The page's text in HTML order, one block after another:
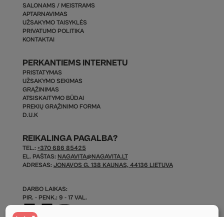
SALONAMS / MEISTRAMS
APTARNAVIMAS
UŽSAKYMO TAISYKLĖS
PRIVATUMO POLITIKA
KONTAKTAI
PERKANTIEMS INTERNETU
PRISTATYMAS
UŽSAKYMO SEKIMAS
GRĄŽINIMAS
ATSISKAITYMO BŪDAI
PREKIŲ GRĄŽINIMO FORMA
D.U.K
REIKALINGA PAGALBA?
TEL.: +370 686 85425
EL. PAŠTAS: NAGAVITA@NAGAVITA.LT
ADRESAS: JONAVOS G. 138 KAUNAS, 44136 LIETUVA
DARBO LAIKAS:
PIR. - PENK.: 9 - 17 VAL.